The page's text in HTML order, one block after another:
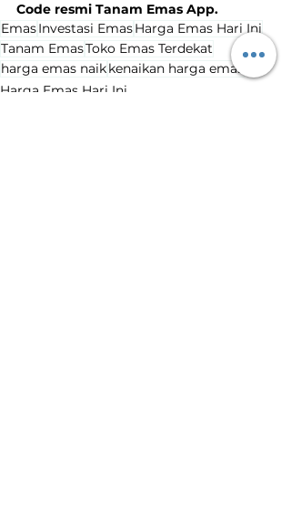
Code resmi Tanam Emas App.
EmasInvestasi EmasHarga Emas Hari Ini
Tanam EmasToko Emas Terdekat
harga emas naikkenaikan harga emas
Harga Emas Hari Ini